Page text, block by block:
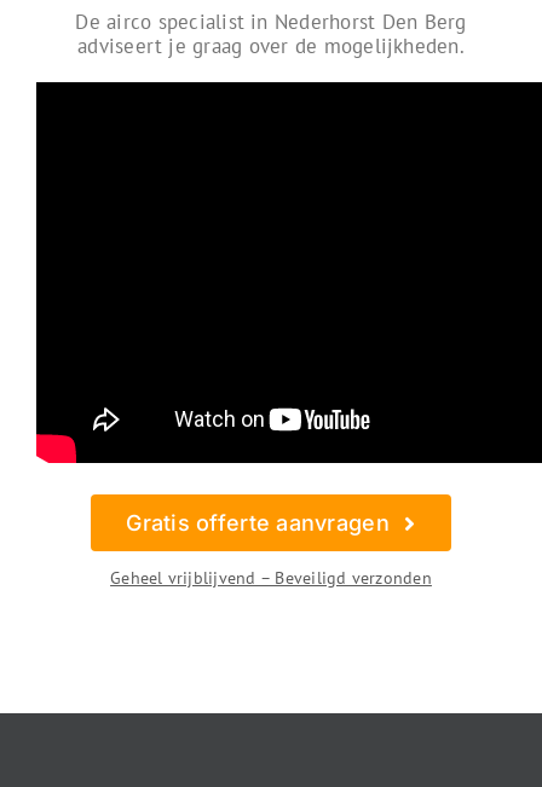
De airco specialist in Nederhorst Den Berg
adviseert je graag over de mogelijkheden.
Gratis offerte aanvragen
Geheel vrijblijvend – Beveiligd verzonden